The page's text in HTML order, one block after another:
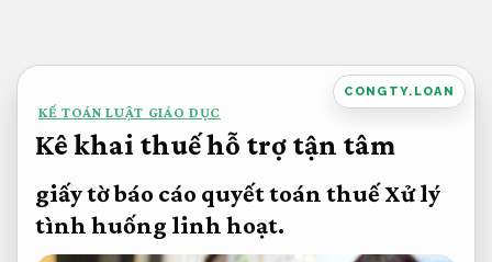
nội
dung
CONGTY.LOAN
KẾ TOÁN LUẬT GIÁO DỤC
Kê khai thuế hỗ trợ tận tâm
giấy tờ báo cáo quyết toán thuế Xử lý
tình huống linh hoạt.